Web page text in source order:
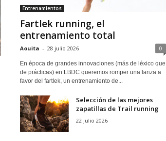
Entrenamientos
Fartlek running, el
entrenamiento total
Aouita - 28 julio 2026 0
En época de grandes innovaciones (más de léxico que
de prácticas) en LBDC queremos romper una lanza a
favor del fartlek, un entrenamiento de...
Selección de las mejores
zapatillas de Trail running
22 julio 2026